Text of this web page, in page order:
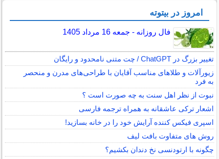
امروز در بیتوته
فال روزانه - جمعه 16 مرداد 1405
تغییر بزرگ در ChatGPT / چت متنی نامحدود و رایگان
زیورآلات و طلاهای مناسب آقایان با طراحی‌های مدرن و منحصر
به فرد
نبوت از نظر اهل سنت به چه صورت است ؟
اشعار ترکی عاشقانه به همراه ترجمه فارسی
اسپری فیکس کننده آرایش خود را در خانه بسازید!
روش های متفاوت بافت لیف
چگونه با ارتودنسی نخ دندان بکشیم؟